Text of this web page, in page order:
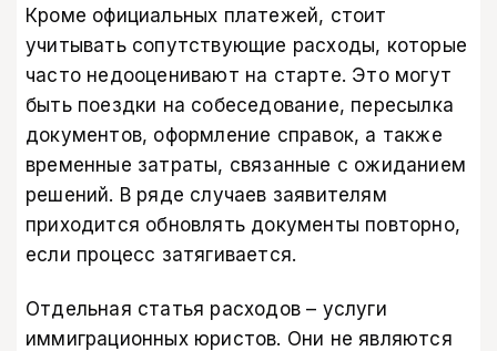
Кроме официальных платежей, стоит
учитывать сопутствующие расходы, которые
часто недооценивают на старте. Это могут
быть поездки на собеседование, пересылка
документов, оформление справок, а также
временные затраты, связанные с ожиданием
решений. В ряде случаев заявителям
приходится обновлять документы повторно,
если процесс затягивается.
Отдельная статья расходов – услуги
иммиграционных юристов. Они не являются